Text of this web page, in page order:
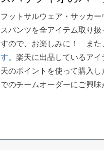
フットサルウェア・サッカ
スパンツを全アイテム取り
すので、お楽しみに！ また
す。 楽天に出品しているア
天のポイントを使って購入
でのチームオーダーにご興